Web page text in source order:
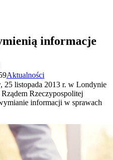
informacje
Aktualności
25 listopada 2013 r. w Londynie
Rzeczypospolitej
informacji w sprawach